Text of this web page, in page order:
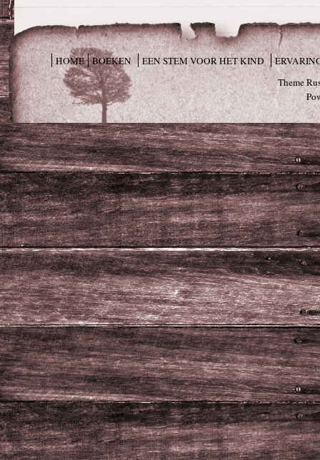
HOME BOEKEN EEN STEM VOOR HET KIND
Theme